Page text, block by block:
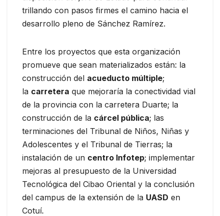
trillando con pasos firmes el camino hacia el
desarrollo pleno de Sánchez Ramírez.
Entre los proyectos que esta organización
promueve que sean materializados están: la
construcción del acueducto múltiple;
la carretera que mejoraría la conectividad vial
de la provincia con la carretera Duarte; la
construcción de la cárcel pública; las
terminaciones del Tribunal de Niños, Niñas y
Adolescentes y el Tribunal de Tierras; la
instalación de un centro Infotep; implementar
mejoras al presupuesto de la Universidad
Tecnológica del Cibao Oriental y la conclusión
del campus de la extensión de la UASD en
Cotuí.